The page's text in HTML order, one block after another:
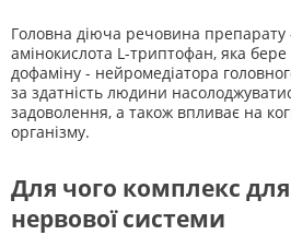
Головна діюча речовина препарату
амінокислота L-триптофан, яка
дофаміну - нейромедіатора
за здатність людини
задоволення, а також впливає на
організму.
Для чого комплекс
нервової системи